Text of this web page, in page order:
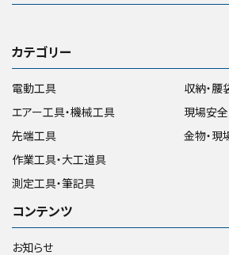
カテゴリー
電動工具
エアー工具・機械工具
先端工具
作業工具・大工道具
測定工具・筆記具
収納・腰
現場安全
金物・現
コンテンツ
お知らせ